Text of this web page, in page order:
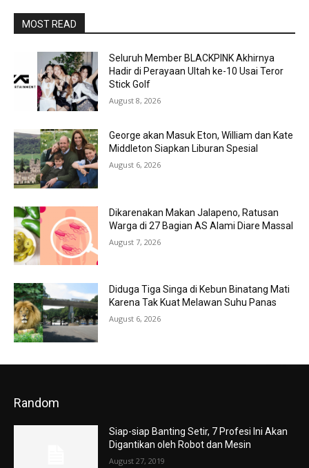
MOST READ
Seluruh Member BLACKPINK Akhirnya
Hadir di Perayaan Ultah ke-10 Usai Teror
Stick Golf
August 8, 2026
George akan Masuk Eton, William dan Kate
Middleton Siapkan Liburan Spesial
August 6, 2026
Dikarenakan Makan Jalapeno, Ratusan
Warga di 27 Bagian AS Alami Diare Massal
August 7, 2026
Diduga Tiga Singa di Kebun Binatang Mati
Karena Tak Kuat Melawan Suhu Panas
August 6, 2026
Random
Siap-siap Banting Setir, 7 Profesi Ini Akan
Digantikan oleh Robot dan Mesin
August 27, 2019